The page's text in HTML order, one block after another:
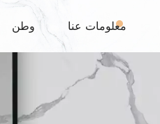
وطن معلومات عنا